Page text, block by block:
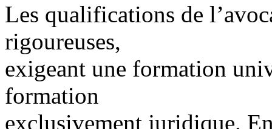
Les qualifications de
rigoureuses,
exigeant une formation
formation
exclusivement juridique.